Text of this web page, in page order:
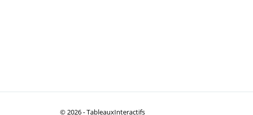
© 2026 -TableauxInteractifs